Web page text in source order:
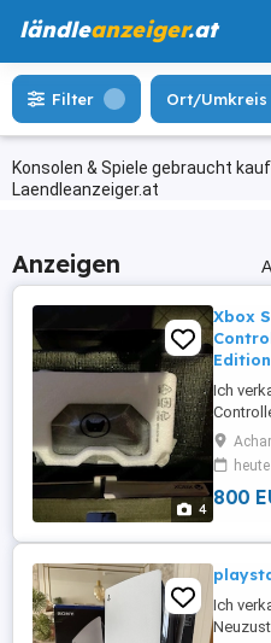
ländleanzeiger.at
Konsolen & Spiele gebraucht
Laendleanzeiger.at
Filter Ort/Umkreis
Anzeigen
4
Xbox
Edition
Ich
800
Ich